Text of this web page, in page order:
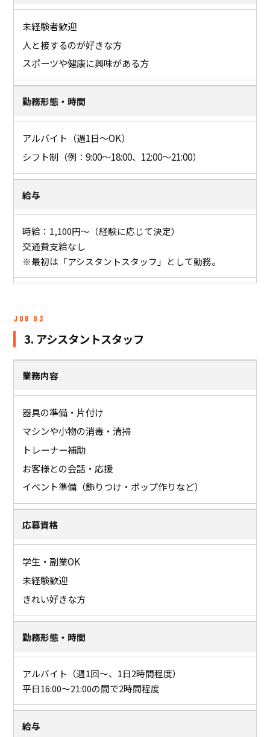
未経験者歓迎
人と接するのが好きな方
スポーツや健康に興味がある方
勤務形態・時間
アルバイト（週1日～OK）
シフト制（例：9:00～18:00、12:00～21:00）
給与
時給：1,100円～（経験に応じて決定）
交通費支給なし
※最初は「アシスタントスタッフ」として勤務。
JOB 03
3. アシスタントスタッフ
業務内容
器具の準備・片付け
マシンや小物の消毒・清掃
トレーナー補助
お客様との会話・応援
イベント準備（飾りつけ・ポップ作りなど）
応募資格
学生・副業OK
未経験歓迎
きれい好きな方
勤務形態・時間
アルバイト（週1回～、1日2時間程度）
平日16:00～21:00の間で2時間程度
給与